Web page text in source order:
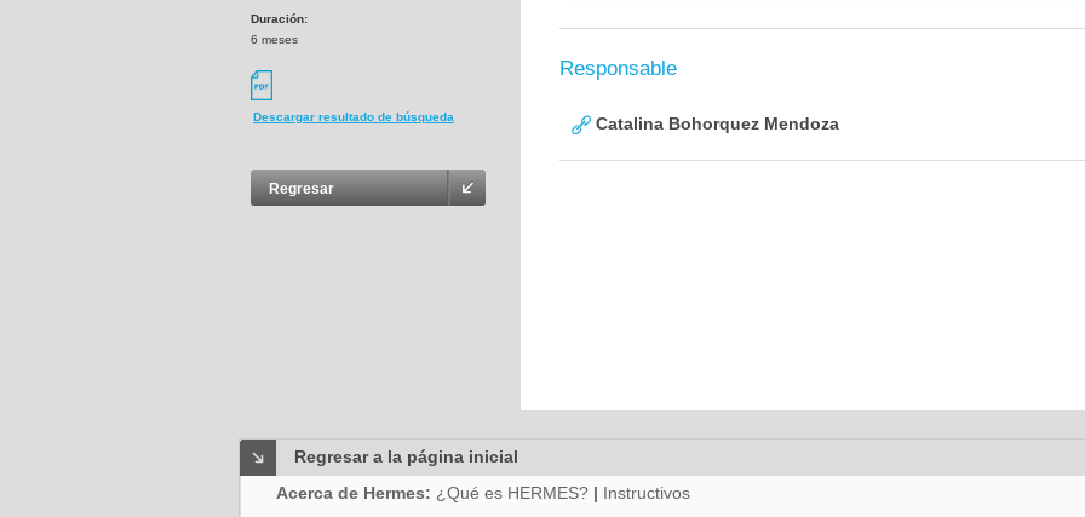
Duración:
6 meses
Descargar resultado de búsqueda
Regresar
Responsable
Catalina Bohorquez Mendoza
Regresar a la página inicial
Acerca de Hermes: ¿Qué es HERMES? | Instructivos